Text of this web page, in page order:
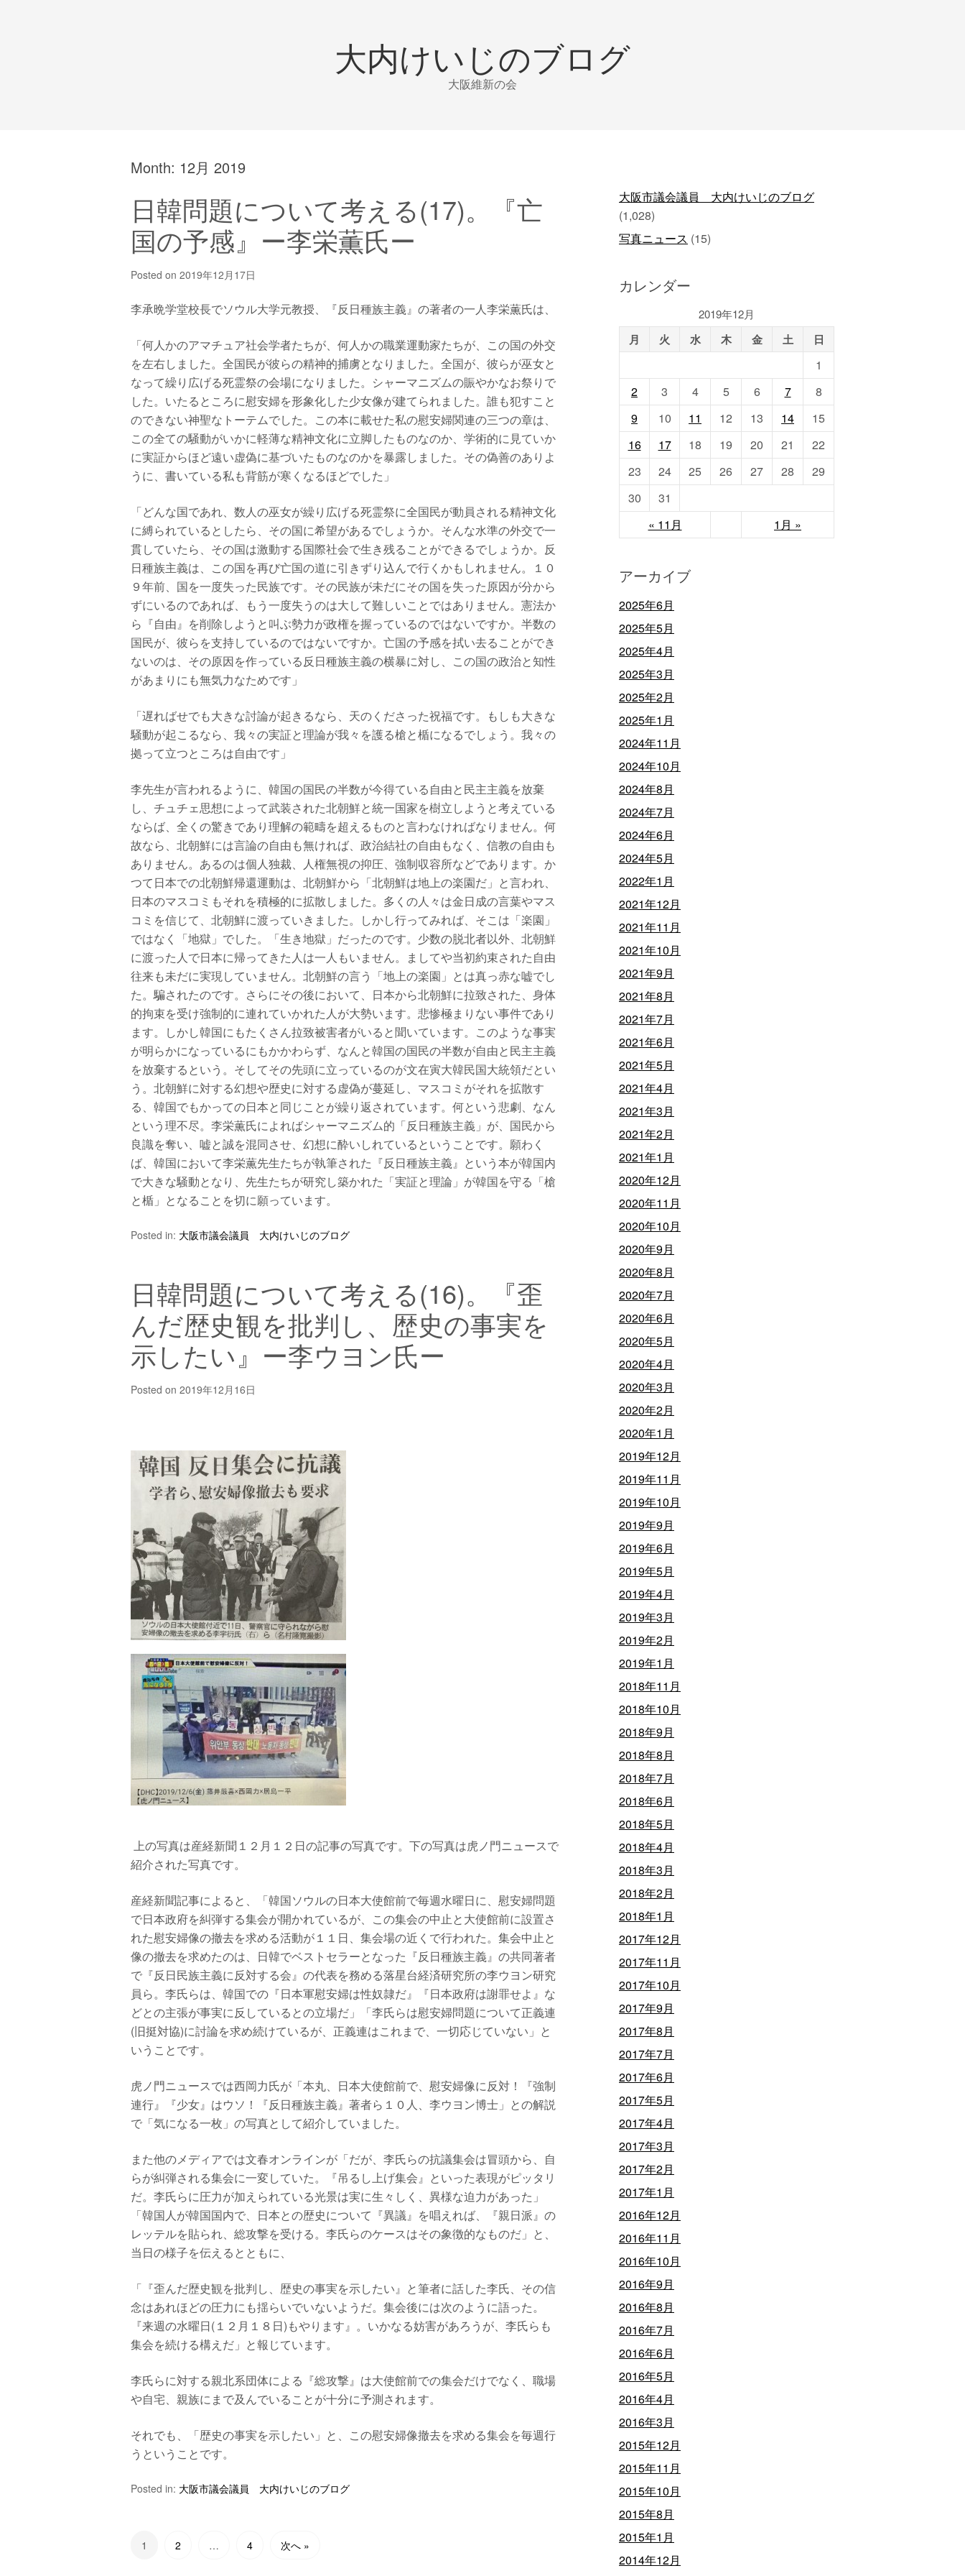
大内けいじのブログ
大阪維新の会
Month: 12月 2019
日韓問題について考える(17)。『亡
国の予感』ー李栄薫氏ー
Posted on 2019年12月17日
李承晩学堂校長でソウル大学元教授、『反日種族主義』の著者の一人李栄薫氏は、
「何人かのアマチュア社会学者たちが、何人かの職業運動家たちが、この国の外交
を左右しました。全国民が彼らの精神的捕虜となりました。全国が、彼らが巫女と
なって繰り広げる死霊祭の会場になりました。シャーマニズムの賑やかなお祭りで
した。いたるところに慰安婦を形象化した少女像が建てられました。誰も犯すこと
のできない神聖なトーテムでした。この本に載せた私の慰安婦関連の三つの章は、
この全ての騒動がいかに軽薄な精神文化に立脚したものなのか、学術的に見ていか
に実証からほど遠い虚偽に基づいたものなのかを暴露しました。その偽善のありよ
うに、書いている私も背筋が寒くなるほどでした」
「どんな国であれ、数人の巫女が繰り広げる死霊祭に全国民が動員される精神文化
に縛られているとしたら、その国に希望があるでしょうか。そんな水準の外交で一
貫していたら、その国は激動する国際社会で生き残ることができるでしょうか。反
日種族主義は、この国を再び亡国の道に引きずり込んで行くかもしれません。１０
９年前、国を一度失った民族です。その民族が未だにその国を失った原因が分から
ずにいるのであれば、もう一度失うのは大して難しいことではありません。憲法か
ら『自由』を削除しようと叫ぶ勢力が政権を握っているのではないですか。半数の
国民が、彼らを支持しているのではないですか。亡国の予感を拭い去ることができ
ないのは、その原因を作っている反日種族主義の横暴に対し、この国の政治と知性
があまりにも無気力なためです」
「遅ればせでも大きな討論が起きるなら、天のくださった祝福です。もしも大きな
騒動が起こるなら、我々の実証と理論が我々を護る槍と楯になるでしょう。我々の
拠って立つところは自由です」
李先生が言われるように、韓国の国民の半数が今得ている自由と民主主義を放棄
し、チュチェ思想によって武装された北朝鮮と統一国家を樹立しようと考えている
ならば、全くの驚きであり理解の範疇を超えるものと言わなければなりません。何
故なら、北朝鮮には言論の自由も無ければ、政治結社の自由もなく、信教の自由も
ありません。あるのは個人独裁、人権無視の抑圧、強制収容所などであります。か
つて日本での北朝鮮帰還運動は、北朝鮮から「北朝鮮は地上の楽園だ」と言われ、
日本のマスコミもそれを積極的に拡散しました。多くの人々は金日成の言葉やマス
コミを信じて、北朝鮮に渡っていきました。しかし行ってみれば、そこは「楽園」
ではなく「地獄」でした。「生き地獄」だったのです。少数の脱北者以外、北朝鮮
に渡った人で日本に帰ってきた人は一人もいません。ましてや当初約束された自由
往来も未だに実現していません。北朝鮮の言う「地上の楽園」とは真っ赤な嘘でし
た。騙されたのです。さらにその後において、日本から北朝鮮に拉致された、身体
的拘束を受け強制的に連れていかれた人が大勢います。悲惨極まりない事件であり
ます。しかし韓国にもたくさん拉致被害者がいると聞いています。このような事実
が明らかになっているにもかかわらず、なんと韓国の国民の半数が自由と民主主義
を放棄するという。そしてその先頭に立っているのが文在寅大韓民国大統領だとい
う。北朝鮮に対する幻想や歴史に対する虚偽が蔓延し、マスコミがそれを拡散す
る、韓国でもかっての日本と同じことが繰り返されています。何という悲劇、なん
という理不尽。李栄薫氏によればシャーマニズム的「反日種族主義」が、国民から
良識を奪い、嘘と誠を混同させ、幻想に酔いしれているということです。願わく
ば、韓国において李栄薫先生たちが執筆された『反日種族主義』という本が韓国内
で大きな騒動となり、先生たちが研究し築かれた「実証と理論」が韓国を守る「槍
と楯」となることを切に願っています。
Posted in: 大阪市議会議員 大内けいじのブログ
日韓問題について考える(16)。『歪
んだ歴史観を批判し、歴史の事実を
示したい』ー李ウヨン氏ー
Posted on 2019年12月16日
上の写真は産経新聞１２月１２日の記事の写真です。下の写真は虎ノ門ニュースで
紹介された写真です。
産経新聞記事によると、「韓国ソウルの日本大使館前で毎週水曜日に、慰安婦問題
で日本政府を糾弾する集会が開かれているが、この集会の中止と大使館前に設置さ
れた慰安婦像の撤去を求める活動が１１日、集会場の近くで行われた。集会中止と
像の撤去を求めたのは、日韓でベストセラーとなった『反日種族主義』の共同著者
で『反日民族主義に反対する会』の代表を務める落星台経済研究所の李ウヨン研究
員ら。李氏らは、韓国での『日本軍慰安婦は性奴隷だ』『日本政府は謝罪せよ』な
どとの主張が事実に反しているとの立場だ」「李氏らは慰安婦問題について正義連
(旧挺対協)に討論を求め続けているが、正義連はこれまで、一切応じていない」と
いうことです。
虎ノ門ニュースでは西岡力氏が「本丸、日本大使館前で、慰安婦像に反対！『強制
連行』『少女』はウソ！『反日種族主義』著者ら１０人、李ウヨン博士」との解説
で「気になる一枚」の写真として紹介していました。
また他のメディアでは文春オンラインが「だが、李氏らの抗議集会は冒頭から、自
らが糾弾される集会に一変していた。『吊るし上げ集会』といった表現がピッタリ
だ。李氏らに圧力が加えられている光景は実に生々しく、異様な迫力があった」
「韓国人が韓国国内で、日本との歴史について『異議』を唱えれば、『親日派』の
レッテルを貼られ、総攻撃を受ける。李氏らのケースはその象徴的なものだ」と、
当日の様子を伝えるとともに、
「『歪んだ歴史観を批判し、歴史の事実を示したい』と筆者に話した李氏、その信
念はあれほどの圧力にも揺らいでいないようだ。集会後には次のように語った。
『来週の水曜日(１２月１８日)もやります』。いかなる妨害があろうが、李氏らも
集会を続ける構えだ」と報じています。
李氏らに対する親北系団体による『総攻撃』は大使館前での集会だけでなく、職場
や自宅、親族にまで及んでいることが十分に予測されます。
それでも、「歴史の事実を示したい」と、この慰安婦像撤去を求める集会を毎週行
うということです。
Posted in: 大阪市議会議員 大内けいじのブログ
1 2 … 4 次へ »
大阪市議会議員 大内けいじのブログ
(1,028)
写真ニュース (15)
カレンダー
2019年12月
月 火 水 木 金 土 日
« 11月 1月 »
1
2
3 4 5 6 7
8
9
10 11 12 13 14
15
16
17 18 19 20 21
22
23
24 25 26 27 28
29
30
31
アーカイブ
2025年6月
2025年5月
2025年4月
2025年3月
2025年2月
2025年1月
2024年11月
2024年10月
2024年8月
2024年7月
2024年6月
2024年5月
2022年1月
2021年12月
2021年11月
2021年10月
2021年9月
2021年8月
2021年7月
2021年6月
2021年5月
2021年4月
2021年3月
2021年2月
2021年1月
2020年12月
2020年11月
2020年10月
2020年9月
2020年8月
2020年7月
2020年6月
2020年5月
2020年4月
2020年3月
2020年2月
2020年1月
2019年12月
2019年11月
2019年10月
2019年9月
2019年6月
2019年5月
2019年4月
2019年3月
2019年2月
2019年1月
2018年11月
2018年10月
2018年9月
2018年8月
2018年7月
2018年6月
2018年5月
2018年4月
2018年3月
2018年2月
2018年1月
2017年12月
2017年11月
2017年10月
2017年9月
2017年8月
2017年7月
2017年6月
2017年5月
2017年4月
2017年3月
2017年2月
2017年1月
2016年12月
2016年11月
2016年10月
2016年9月
2016年8月
2016年7月
2016年6月
2016年5月
2016年4月
2016年3月
2015年12月
2015年11月
2015年10月
2015年8月
2015年1月
2014年12月